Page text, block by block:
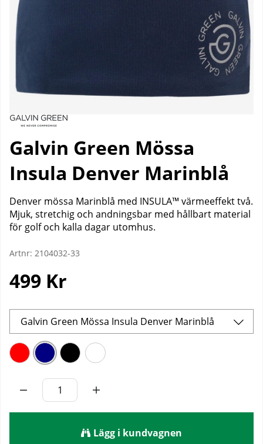
Galvin Green Mössa
Insula Denver Marinblå
Denver mössa Marinblå med INSULA™ värmeeffekt två.
Mjuk, stretchig och andningsbar med hållbart material
för golf och kalla dagar utomhus.
Artnr: 2104032-33
499 Kr
Galvin Green Mössa Insula Denver Marinblå
Lägg i kundvagnen